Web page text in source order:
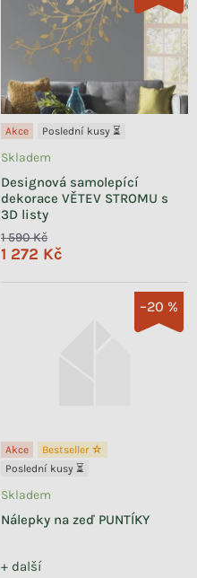
Akce Poslední kusy ⏳
Designová samolepící
dekorace VĚTEV STROMU s
3D listy
Skladem
1 590 Kč
1 272 Kč
–20 %
Akce
Bestseller ☆
Poslední kusy ⏳
Nálepky na zeď PUNTÍKY
+ další
Skladem